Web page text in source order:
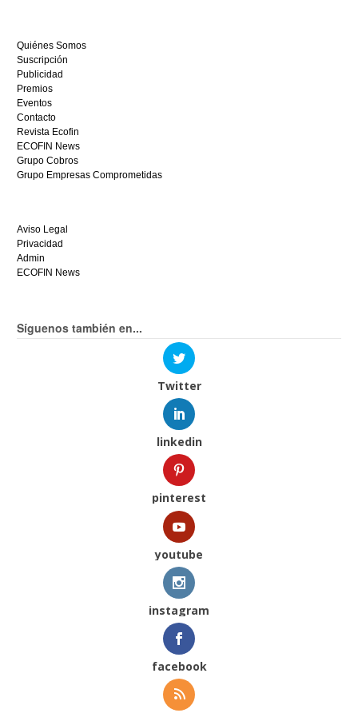
ganar
hoy
mismo.
Quiénes Somos
Suscripción
Publicidad
Premios
Eventos
Contacto
Revista Ecofin
ECOFIN News
Grupo Cobros
Grupo Empresas Comprometidas
Aviso Legal
Privacidad
Admin
ECOFIN News
Síguenos también en...
Twitter
linkedin
pinterest
youtube
instagram
facebook